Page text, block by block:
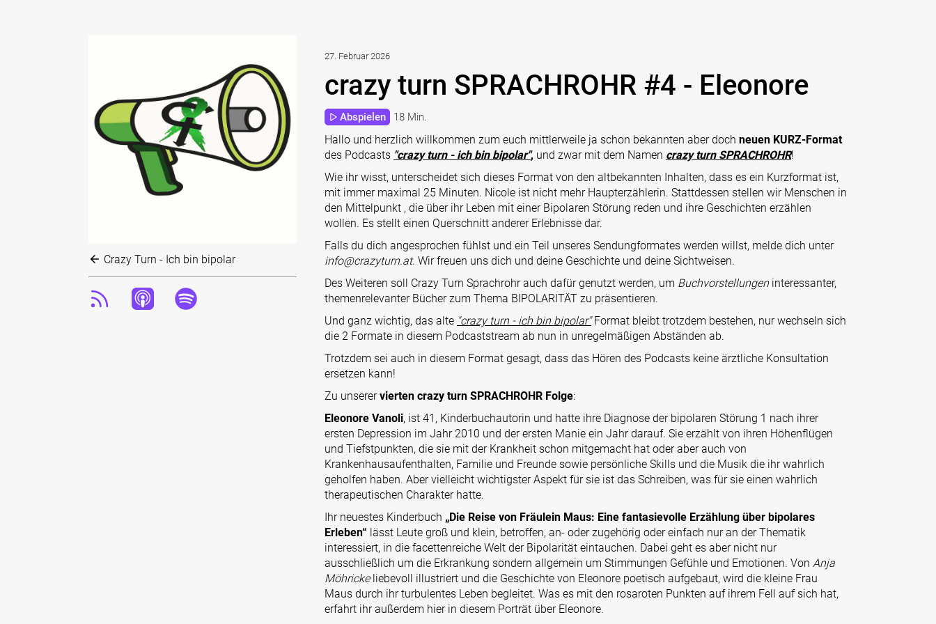
Crazy Turn - Ich bin bipolar
27. Februar 2026
crazy turn SPRACHROHR #4 - Eleonore
Abspielen 18 Min.
Hallo und herzlich willkommen zum euch mittlerweile ja schon bekannten aber doch neuen KURZ-Format
des Podcasts "crazy turn - ich bin bipolar", und zwar mit dem Namen crazy turn SPRACHROHR!
Wie ihr wisst, unterscheidet sich dieses Format von den altbekannten Inhalten, dass es ein Kurzformat ist,
mit immer maximal 25 Minuten. Nicole ist nicht mehr Haupterzählerin. Stattdessen stellen wir Menschen in
den Mittelpunkt , die über ihr Leben mit einer Bipolaren Störung reden und ihre Geschichten erzählen
wollen. Es stellt einen Querschnitt anderer Erlebnisse dar.
Falls du dich angesprochen fühlst und ein Teil unseres Sendungformates werden willst, melde dich unter
info@crazyturn.at. Wir freuen uns dich und deine Geschichte und deine Sichtweisen.
Des Weiteren soll Crazy Turn Sprachrohr auch dafür genutzt werden, um Buchvorstellungen interessanter,
themenrelevanter Bücher zum Thema BIPOLARITÄT zu präsentieren.
Und ganz wichtig, das alte "crazy turn - ich bin bipolar"Format bleibt trotzdem bestehen, nur wechseln sich
die 2 Formate in diesem Podcaststream ab nun in unregelmäßigen Abständen ab.
Trotzdem sei auch in diesem Format gesagt, dass das Hören des Podcasts keine ärztliche Konsultation
ersetzen kann!
Zu unserervierten crazy turn SPRACHROHR Folge:
Eleonore Vanoli, ist 41, Kinderbuchautorin und hatte ihre Diagnose der bipolaren Störung 1 nach ihrer
ersten Depression im Jahr 2010 und der ersten Manie ein Jahr darauf. Sie erzählt von ihren Höhenflügen
und Tiefstpunkten, die sie mit der Krankheit schon mitgemacht hat oder aber auch von
Krankenhausaufenthalten, Familie und Freunde sowie persönliche Skills und die Musik die ihr wahrlich
geholfen haben. Aber vielleicht wichtigster Aspekt für sie ist das Schreiben, was für sie einen wahrlich
therapeutischen Charakter hatte.
Ihr neuestes Kinderbuch „Die Reise von Fräulein Maus: Eine fantasievolle Erzählung über bipolares
Erleben“ lässt Leute groß und klein, betroffen, an- oder zugehörig oder einfach nur an der Thematik
interessiert, in die facettenreiche Welt der Bipolarität eintauchen. Dabei geht es aber nicht nur
ausschließlich um die Erkrankung sondern allgemein um Stimmungen Gefühle und Emotionen. Von Anja
Möhrickeliebevoll illustriert und die Geschichte von Eleonore poetisch aufgebaut, wird die kleine Frau
Maus durch ihr turbulentes Leben begleitet. Was es mit den rosaroten Punkten auf ihrem Fell auf sich hat,
erfahrt ihr außerdem hier in diesem Porträt über Eleonore.